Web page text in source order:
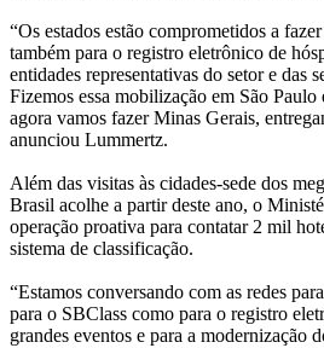
“Os estados estão comprometidos a
também para o registro eletrônico de
entidades representativas do setor e das
Fizemos essa mobilização em São
agora vamos fazer Minas Gerais,
anunciou Lummertz.
Além das visitas às cidades-sede dos
Brasil acolhe a partir deste ano, o
operação proativa para contatar 2 mil
sistema de classificação.
“Estamos conversando com as redes
para o SBClass como para o registro
grandes eventos e para a modernização